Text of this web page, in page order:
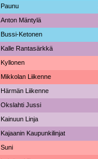
Paunu
Anton Mäntylä
Bussi-Ketonen
Kalle Rantasärkkä
Kyllonen
Mikkolan Liikenne
Härmän Liikenne
Okslahti Jussi
Kainuun Linja
Kajaanin Kaupunkilinjat
Suni